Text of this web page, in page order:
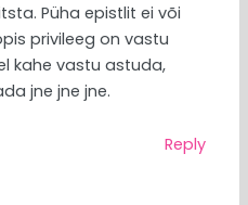
Püha epistlit ei või
privileeg on vastu
kahe vastu astuda,
jne jne jne.
Reply